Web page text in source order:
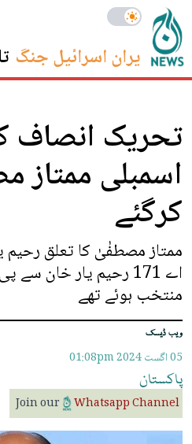
ایران اسرائیل جنگ
تحریک انصاف
اسمبلی ممتاز
کرگئے
ممتاز مصطفٰیٰ کا تعلق رحیم
اے 171 رحیم یار خان
منتخب ہوئے تھے
ویب ڈیسک
05 اگست 2024 01:08pm
پاکستان
Join our Whatsapp Channel